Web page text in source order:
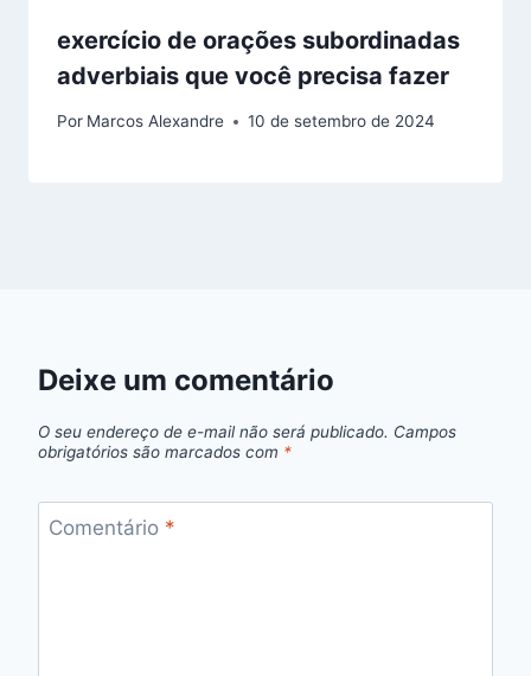
exercício de orações subordinadas
adverbiais que você precisa fazer
Por Marcos Alexandre 10 de setembro de 2024
Deixe um comentário
O seu endereço de e-mail não será publicado. Campos
obrigatórios são marcados com *
Comentário *